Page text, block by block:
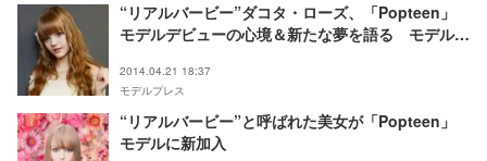
“リアルバービー”ダコタ・ローズ、「Popteen」
モデルデビューの心境＆新たな夢を語る モデルプ
2014.04.21 18:37
モデルプレス
“リアルバービー”と呼ばれた美女が「Popteen」
モデルに新加入